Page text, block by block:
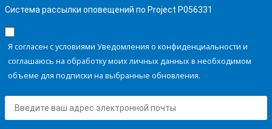
Система рассылки оповещений по Project P056331
Я согласен с условиями Уведомления о конфиденциальности и
соглашаюсь на обработку моих личных данных в необходимом
объеме для подписки на выбранные обновления.